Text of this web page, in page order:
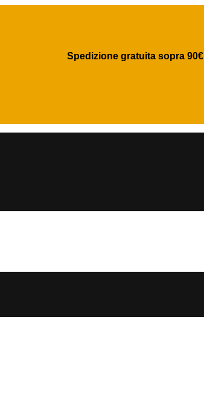
Spedizione gratuita sopra 90€